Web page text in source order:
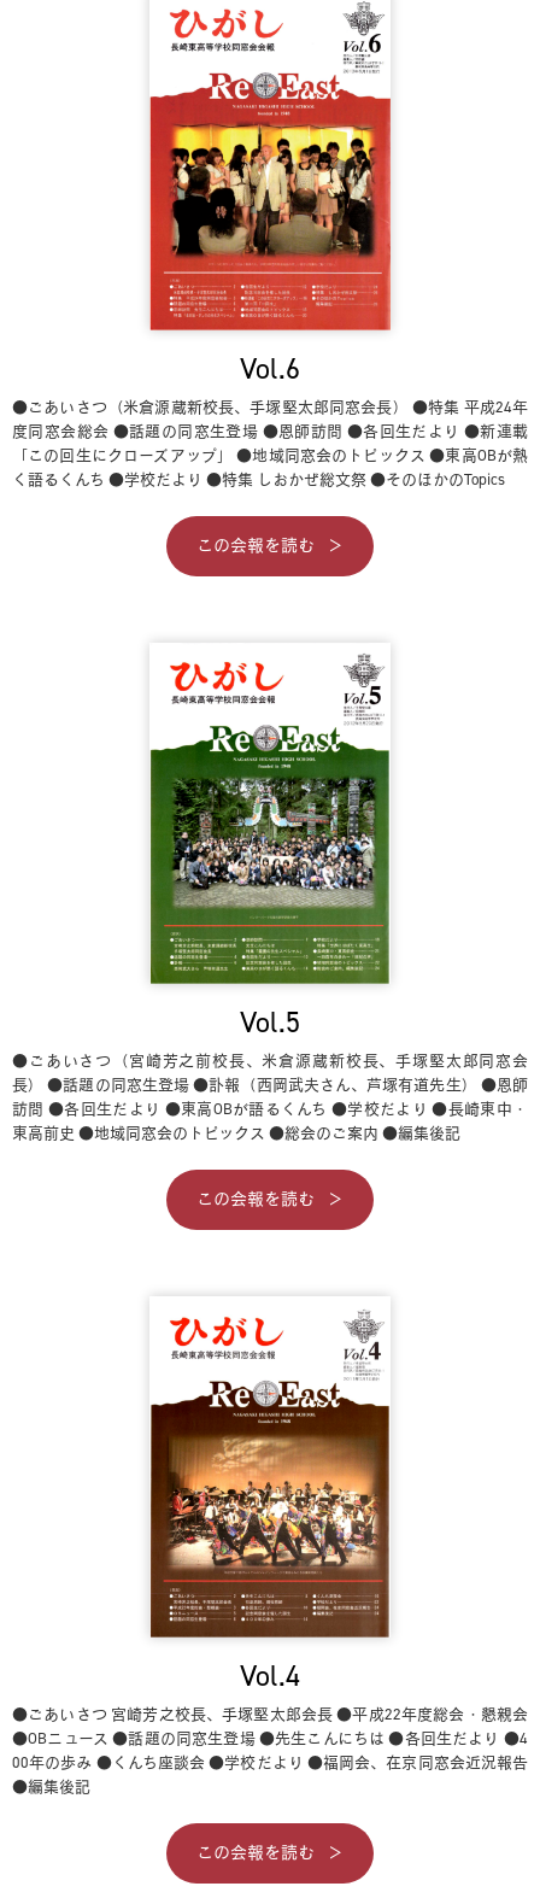
Vol.6
●ごあいさつ（米倉源蔵新校長、手塚堅太郎同窓会長）
●特集 平成24年
度同窓会総会 ●話題の同窓生登場 ●恩師訪問 ●各回生だより ●新連載
「この回生にクローズアップ」
●地域同窓会のトピックス ●東高OBが熱
く語るくんち ●学校だより ●特集 しおかぜ総文祭 ●そのほかのTopics
この会報を読む
Vol.5
●ごあいさつ（宮崎芳之前校長、米倉源蔵新校長、手塚堅太郎同窓会
長）
●話題の同窓生登場●訃報（西岡武夫さん、芦塚有道先生）
●恩師
訪問 ●各回生だより ●東高OBが語るくんち ●学校だより ●長崎東中・
東高前史 ●地域同窓会のトピックス ●総会のご案内 ●編集後記
この会報を読む
Vol.4
●ごあいさつ 宮崎芳之校長、手塚堅太郎会長●平成22年度総会・懇親会
●OBニュース ●話題の同窓生登場●先生こんにちは ●各回生だより ●4
00年の歩み ●くんち座談会 ●学校だより ●福岡会、在京同窓会近況報告
●編集後記
この会報を読む